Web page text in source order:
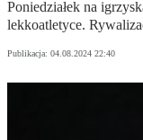
Poniedziałek na
lekkoatletyce.
Publikacja: 04.08.2024 22:40